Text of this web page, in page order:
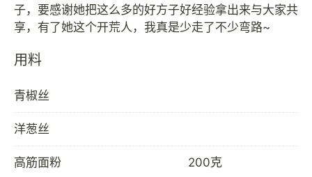
子，要感谢她把这么多的好方子好经验拿出来与大家共
用料
青椒丝
洋葱丝
高筋面粉 200克